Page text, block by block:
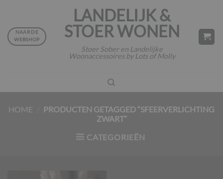
inhoud
LANDELIJK &
STOER WONEN
Stoer Sober en Landelijke
Woonaccessoires by Lots of Molly
NAAR DE
WEBSHOP
HOME
PRODUCTEN GETAGGED “SFEERVERLICHTING
ZWART”
CATEGORIEËN